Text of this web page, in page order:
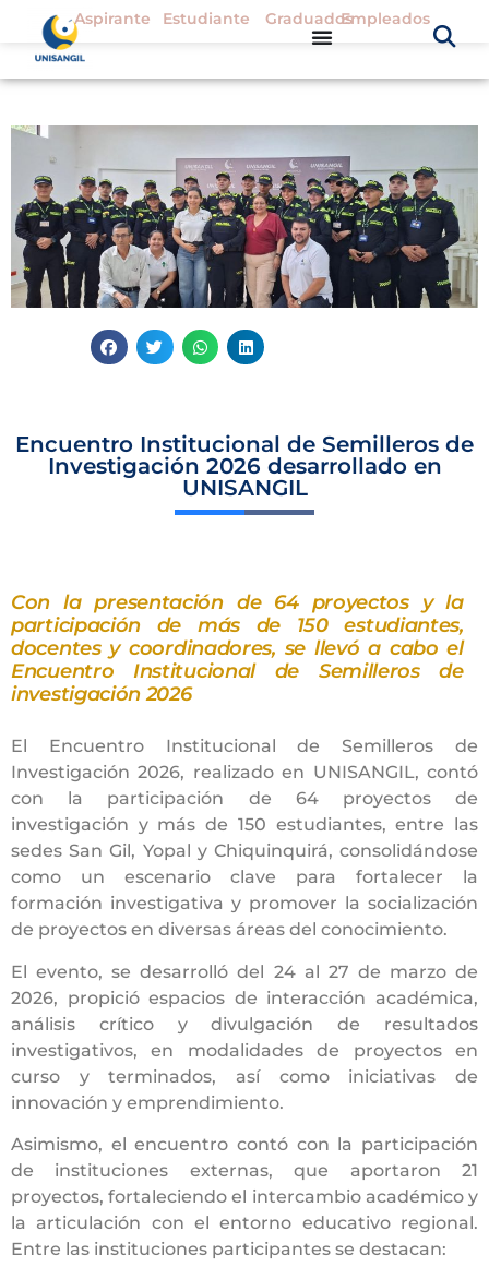
Aspirante Estudiante GraduadosEmpleados
Encuentro Institucional de Semilleros de
Investigación 2026 desarrollado en
UNISANGIL
Con la presentación de 64 proyectos y la
participación de más de 150 estudiantes,
docentes y coordinadores, se llevó a cabo el
Encuentro Institucional de Semilleros de
investigación 2026
El Encuentro Institucional de Semilleros de
Investigación 2026, realizado en UNISANGIL, contó
con la participación de 64 proyectos de
investigación y más de 150 estudiantes, entre las
sedes San Gil, Yopal y Chiquinquirá, consolidándose
como un escenario clave para fortalecer la
formación investigativa y promover la socialización
de proyectos en diversas áreas del conocimiento.
El evento, se desarrolló del 24 al 27 de marzo de
2026, propició espacios de interacción académica,
análisis crítico y divulgación de resultados
investigativos, en modalidades de proyectos en
curso y terminados, así como iniciativas de
innovación y emprendimiento.
Asimismo, el encuentro contó con la participación
de instituciones externas, que aportaron 21
proyectos, fortaleciendo el intercambio académico y
la articulación con el entorno educativo regional.
Entre las instituciones participantes se destacan: